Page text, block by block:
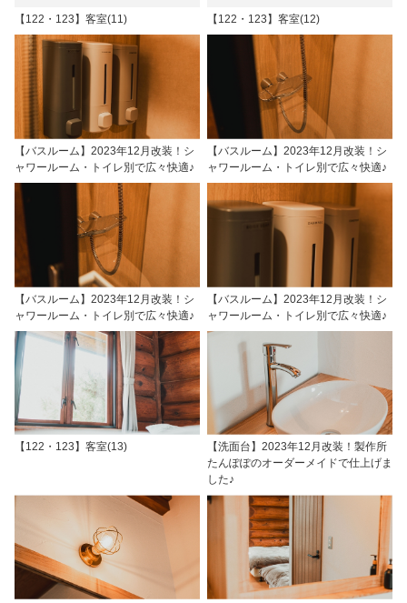
【122・123】客室(11) 【122・123】客室(12)
【バスルーム】2023年12月改装！シ
ャワールーム・トイレ別で広々快適♪
【バスルーム】2023年12月改装！シ
ャワールーム・トイレ別で広々快適♪
【バスルーム】2023年12月改装！シ
ャワールーム・トイレ別で広々快適♪
【バスルーム】2023年12月改装！シ
ャワールーム・トイレ別で広々快適♪
【122・123】客室(13)
【洗面台】2023年12月改装！製作所
たんぽぽのオーダーメイドで仕上げま
した♪